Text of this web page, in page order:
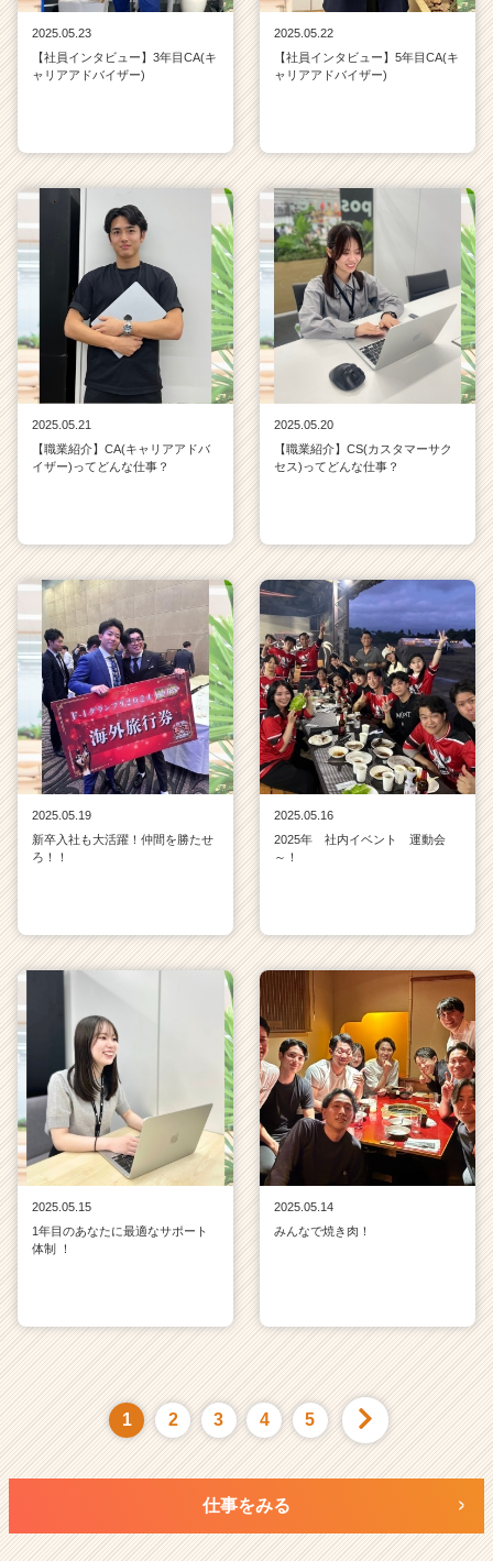
2025.05.23
【社員インタビュー】3年目CA(キ
ャリアアドバイザー)
2025.05.22
【社員インタビュー】5年目CA(キ
ャリアアドバイザー)
2025.05.21
【職業紹介】CA(キャリアアドバ
イザー)ってどんな仕事？
2025.05.20
【職業紹介】CS(カスタマーサク
セス)ってどんな仕事？
2025.05.19
新卒入社も大活躍！仲間を勝たせ
ろ！！
2025.05.16
2025年 社内イベント 運動会
～！
2025.05.15
1年目のあなたに最適なサポート
体制 ！
2025.05.14
みんなで焼き肉！
1 2 3 4 5
仕事をみる